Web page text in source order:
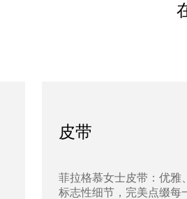
皮带
菲拉格慕女士皮带：优雅
标志性细节，完美点缀每